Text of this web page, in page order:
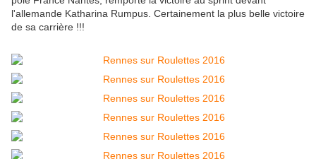
l'allemande Katharina Rumpus. Certainement la plus belle victoire
de sa carrière !!!